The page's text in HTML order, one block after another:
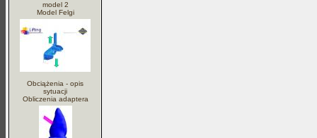
model 2
Model Felgi
Obciążenia - opis
sytuacji
Obliczenia adaptera